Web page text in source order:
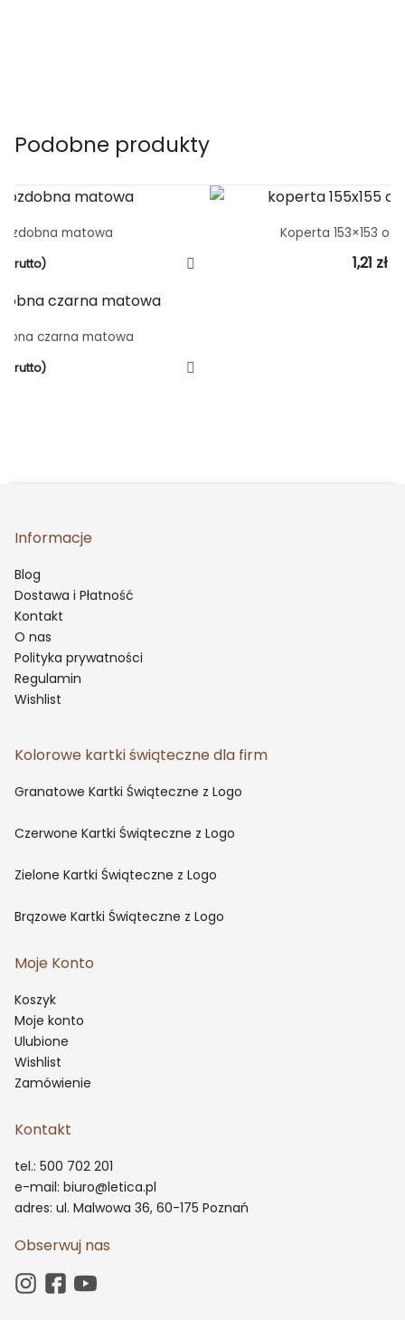
Podobne produkty
ozdobna matowa
(brutto)
Koperta 153×153
1,21 zł
czarna matowa
(brutto)
Informacje
Blog
Dostawa i Płatność
Kontakt
O nas
Polityka prywatności
Regulamin
Wishlist
Kolorowe kartki świąteczne dla firm
Granatowe Kartki Świąteczne z Logo
Czerwone Kartki Świąteczne z Logo
Zielone Kartki Świąteczne z Logo
Brązowe Kartki Świąteczne z Logo
Moje Konto
Koszyk
Moje konto
Ulubione
Wishlist
Zamówienie
Kontakt
tel.: 500 702 201
e-mail: biuro@letica.pl
adres: ul. Malwowa 36, 60-175 Poznań
Obserwuj nas